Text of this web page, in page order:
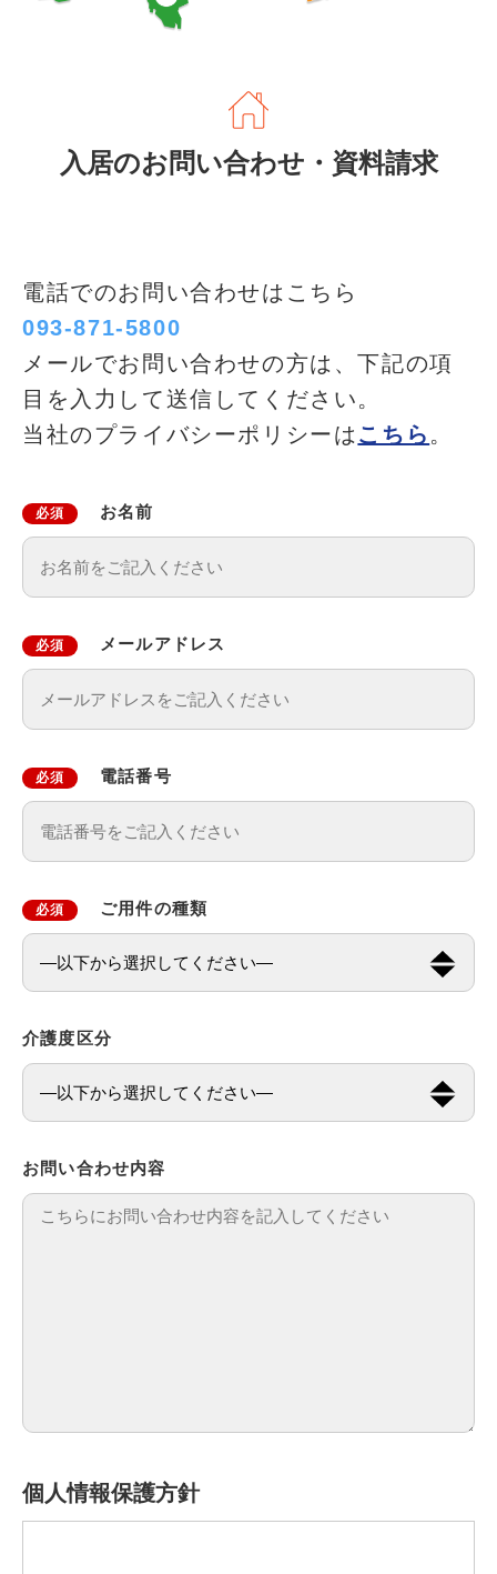
入居のお問い合わせ・資料請求
電話でのお問い合わせはこちら
093-871-5800
メールでお問い合わせの方は、下記の項
目を入力して送信してください。
当社のプライバシーポリシーは こちら 。
必須 お名前
必須 メールアドレス
必須 電話番号
必須 ご用件の種類
介護度区分
お問い合わせ内容
個人情報保護方針